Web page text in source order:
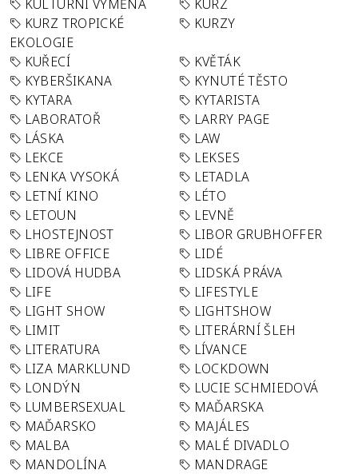
KULTURNÍ VÝMĚNA
KURZ
KURZ TROPICKÉ
EKOLOGIE
KURZY
KUŘECÍ
KVĚTÁK
KYBERŠIKANA
KYNUTÉ TĚSTO
KYTARA
KYTARISTA
LABORATOŘ
LARRY PAGE
LÁSKA
LAW
LEKCE
LEKSES
LENKA VYSOKÁ
LETADLA
LETNÍ KINO
LÉTO
LETOUN
LEVNĚ
LHOSTEJNOST
LIBOR GRUBHOFFER
LIBRE OFFICE
LIDÉ
LIDOVÁ HUDBA
LIDSKÁ PRÁVA
LIFE
LIFESTYLE
LIGHT SHOW
LIGHTSHOW
LIMIT
LITERÁRNÍ ŠLEH
LITERATURA
LÍVANCE
LIZA MARKLUND
LOCKDOWN
LONDÝN
LUCIE SCHMIEDOVÁ
LUMBERSEXUAL
MAĎARSKA
MAĎARSKO
MAJÁLES
MALBA
MALÉ DIVADLO
MANDOLÍNA
MANDRAGE